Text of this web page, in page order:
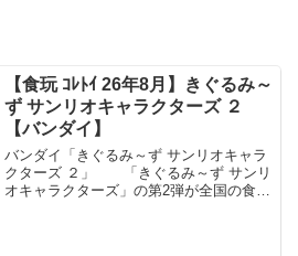
【食玩 ｺﾚﾄｲ 26年8月】きぐるみ～
ず サンリオキャラクターズ ２
【バンダイ】
バンダイ「きぐるみ～ず サンリオキャラ
クターズ ２」 「きぐるみ～ず サンリ
オキャラクターズ」の第2弾が全国の食玩